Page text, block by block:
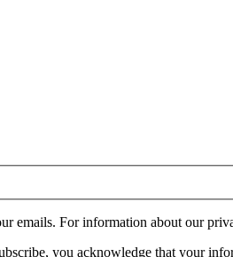
emails. For information about our
you acknowledge that your